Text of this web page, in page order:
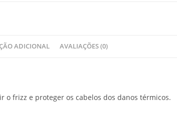
ADICIONAL AVALIAÇÕES (0)
frizz e proteger os cabelos dos danos térmicos.